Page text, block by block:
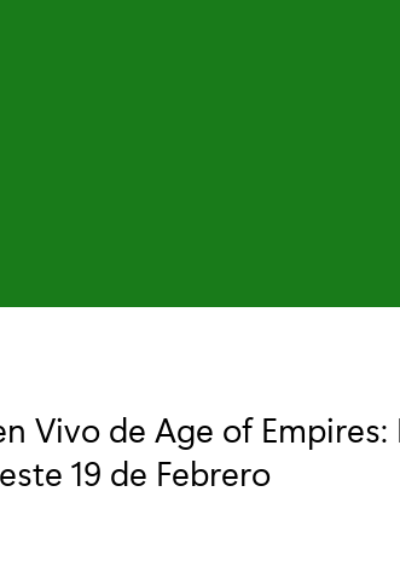
Vivo de Age of
19 de Febrero